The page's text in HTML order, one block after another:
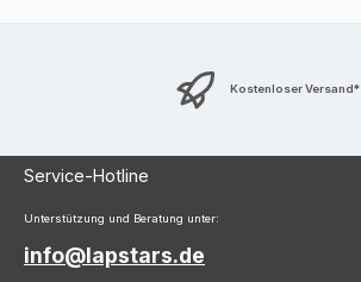
Kostenloser Versand*
Service-Hotline
Unterstützung und Beratung unter:
info@lapstars.de